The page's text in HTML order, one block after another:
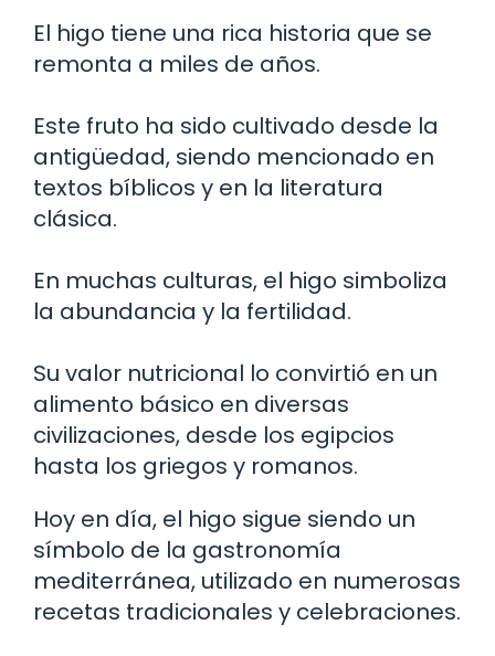
El higo tiene una rica historia que se
remonta a miles de años.
Este fruto ha sido cultivado desde la
antigüedad, siendo mencionado en
textos bíblicos y en la literatura
clásica.
En muchas culturas, el higo simboliza
la abundancia y la fertilidad.
Su valor nutricional lo convirtió en un
alimento básico en diversas
civilizaciones, desde los egipcios
hasta los griegos y romanos.
Hoy en día, el higo sigue siendo un
símbolo de la gastronomía
mediterránea, utilizado en numerosas
recetas tradicionales y celebraciones.